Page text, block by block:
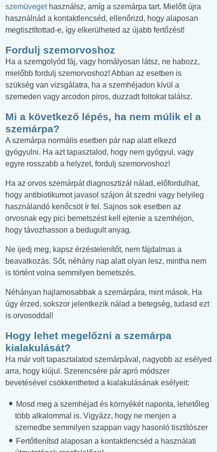
szemüvegethasználsz, amíg a szemárpa tart. Mielőtt újra
használnád a kontaktlencséd, ellenőrizd, hogy alaposan
megtisztítottad-e, így elkerülheted az újabb fertőzést!
Fordulj szemorvoshoz
Ha a szemgolyód fáj, vagy homályosan látsz, ne habozz,
mielőbb fordulj szemorvoshoz! Abban az esetben is
szükség van vizsgálatra, ha a szemhéjadon kívül a
szemeden vagy arcodon piros, duzzadt foltokat találsz.
Mi a következő lépés, ha nem múlik el a
szemárpa?
A szemárpa normális esetben pár nap alatt elkezd
gyógyulni. Ha azt tapasztalod, hogy nem gyógyul, vagy
egyre rosszabb a helyzet, fordulj szemorvoshoz!
Ha az orvos szemárpát diagnosztizál nálad, előfordulhat,
hogy antibiotikumot javasol szájon át szedni vagy helyileg
használandó kenőcsöt ír fel. Sajnos sok esetben az
orvosnak egy pici bemetszést kell ejtenie a szemhéjon,
hogy távozhasson a bedugult anyag.
Ne ijedj meg, kapsz érzéstelenítőt, nem fájdalmas a
beavatkozás. Sőt, néhány nap alatt olyan lesz, mintha nem
is történt volna semmilyen bemetszés.
Néhányan hajlamosabbak a szemárpára, mint mások. Ha
úgy érzed, sokszor jelentkezik nálad a betegség, tudasd ezt
is orvosoddal!
Hogy lehet megelőzni a szemárpa
kialakulását?
Ha már volt tapasztalatod szemárpával, nagyobb az esélyed
arra, hogy kiújul. Szerencsére pár apró módszer
bevetésével csökkentheted a kialakulásának esélyeit:
Mosd meg a szemhéjad és környékét naponta, lehetőleg
több alkalommal is. Vigyázz, hogy ne menjen a
szemedbe semmilyen szappan vagy hasonló tisztítószer
Fertőtlenítsd alaposan a kontaktlencséd a használati